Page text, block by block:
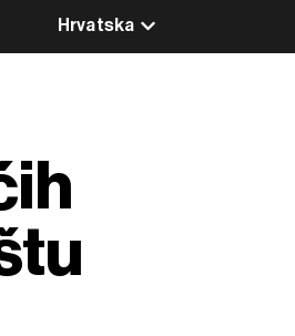
Hrvatska